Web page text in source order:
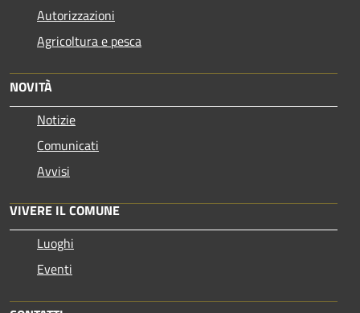
Autorizzazioni
Agricoltura e pesca
NOVITÀ
Notizie
Comunicati
Avvisi
VIVERE IL COMUNE
Luoghi
Eventi